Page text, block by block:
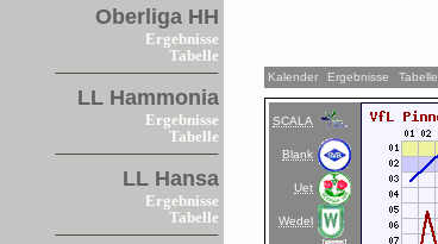
Oberliga HH
Ergebnisse
Tabelle
LL Hammonia
Ergebnisse
Tabelle
LL Hansa
Ergebnisse
Tabelle
Kalender Ergebnisse Tabelle
SCALA
Blank
Uet
Wedel